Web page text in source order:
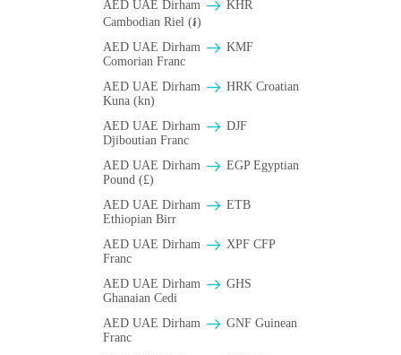
AED UAE Dirham
KHR
Cambodian Riel (៛)
AED UAE Dirham
KMF
Comorian Franc
AED UAE Dirham
HRK Croatian
Kuna (kn)
AED UAE Dirham
DJF
Djiboutian Franc
AED UAE Dirham
EGP Egyptian
Pound (£)
AED UAE Dirham
ETB
Ethiopian Birr
AED UAE Dirham
XPF CFP
Franc
AED UAE Dirham
GHS
Ghanaian Cedi
AED UAE Dirham
GNF Guinean
Franc